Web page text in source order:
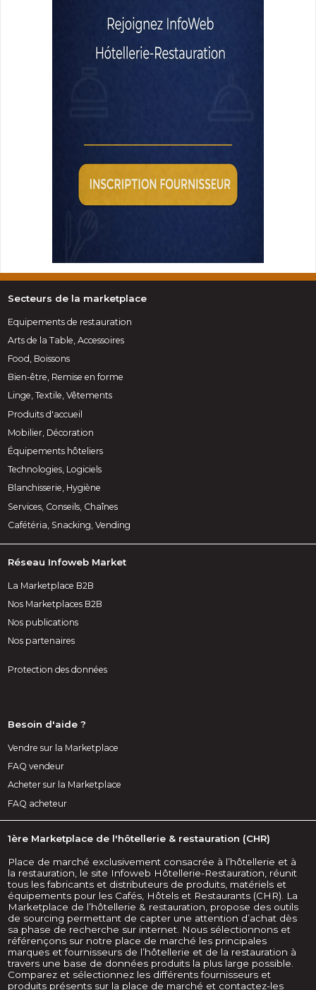
Secteurs de la marketplace
Equipements de restauration
Arts de la Table, Accessoires
Food, Boissons
Bien-être, Remise en forme
Linge, Textile, Vêtements
Produits d'accueil
Mobilier, Décoration
Équipements hôteliers
Technologies, Logiciels
Blanchisserie, Hygiène
Services, Conseils, Chaînes
Cafétéria, Snacking, Vending
Réseau Infoweb Market
La Marketplace B2B
Nos Marketplaces B2B
Nos publications
Nos partenaires
Protection des données
Besoin d'aide ?
Vendre sur la Marketplace
FAQ vendeur
Acheter sur la Marketplace
FAQ acheteur
1ère Marketplace de l'hôtellerie & restauration (CHR)
Place de marché exclusivement consacrée à l’hôtellerie et à
la restauration, le site Infoweb Hôtellerie-Restauration, réunit
tous les fabricants et distributeurs de produits, matériels et
équipements pour les Cafés, Hôtels et Restaurants (CHR). La
Marketplace de l’hôtellerie & restauration, propose des outils
de sourcing permettant de capter une attention d’achat dès
sa phase de recherche sur internet. Nous sélectionnons et
référençons sur notre place de marché les principales
marques et fournisseurs de l’hôtellerie et de la restauration à
travers une base de données produits la plus large possible.
Comparez et sélectionnez les différents fournisseurs et
produits présents sur la place de marché et contactez-les